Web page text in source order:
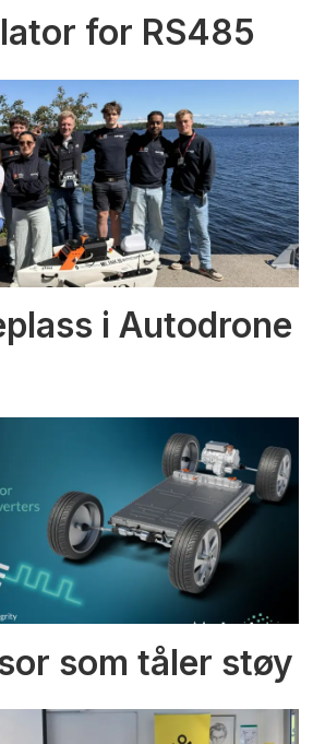
for RS485
i Autodrone
som tåler støy